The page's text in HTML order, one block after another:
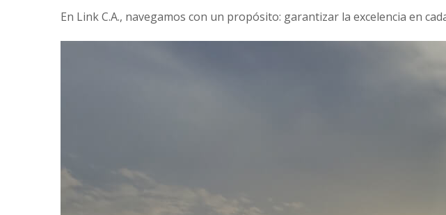
En Link C.A., navegamos con un propósito: garantizar la excelencia en